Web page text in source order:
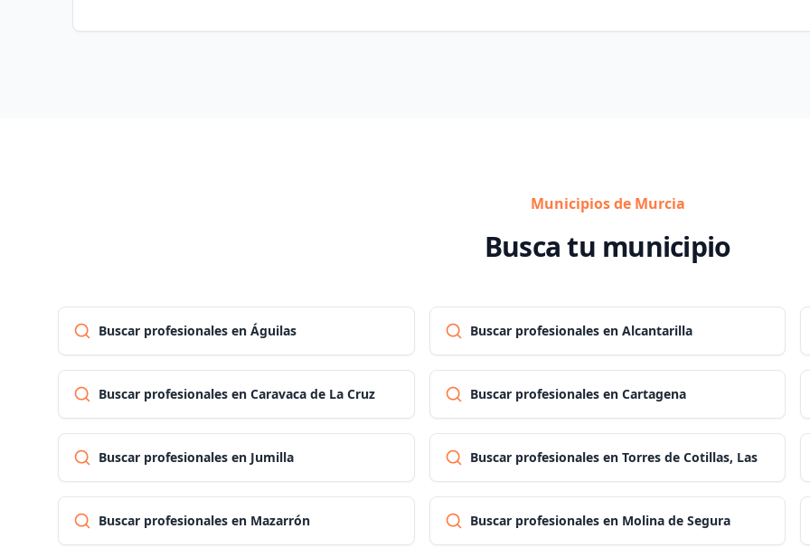
Municipios de Murcia
Busca tu municipio
Buscar profesionales en Águilas Buscar profesionales en Alcantarilla
Buscar profesionales en Caravaca de La Cruz Buscar profesionales en Cartagena
Buscar profesionales en Jumilla Buscar profesionales en Torres de Cotillas, Las
Buscar profesionales en Mazarrón Buscar profesionales en Molina de Segura